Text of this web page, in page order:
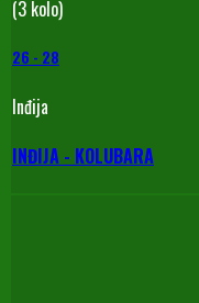
(3 kolo)
26 - 28
Inđija
INĐIJA - KOLUBARA